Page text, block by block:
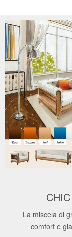
La miscela di
comfort e